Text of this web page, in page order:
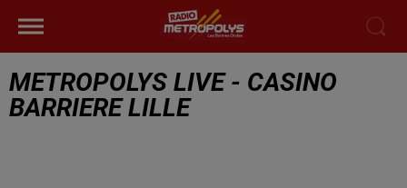
METROPOLYS LIVE - CASINO
BARRIERE LILLE